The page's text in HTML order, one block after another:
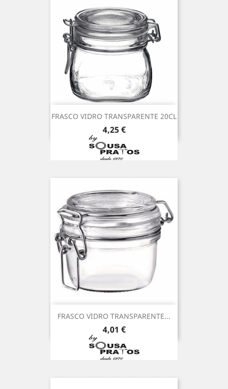
FRASCO VIDRO TRANSPARENTE 20CL
Preço
4,25 €
FRASCO VIDRO TRANSPARENTE...
Preço
4,01 €